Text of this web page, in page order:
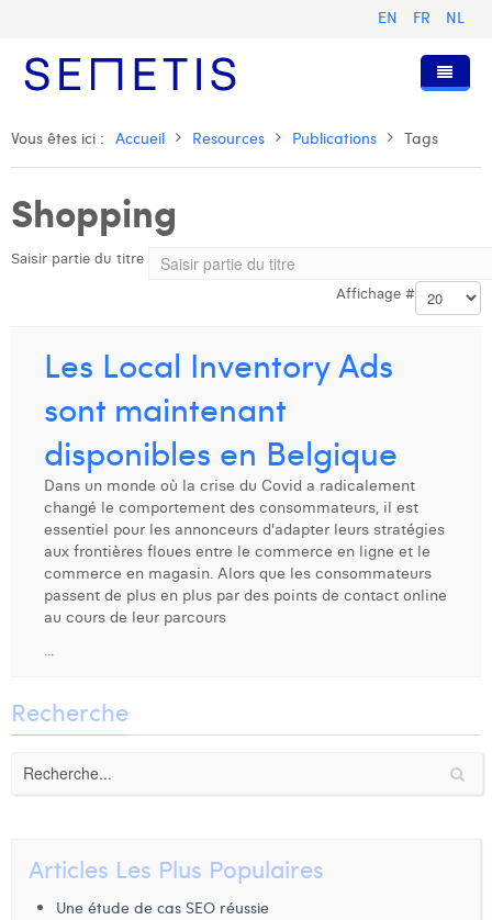
EN FR NL
Accueil
Services
Publicité Digitale
Digital Business Intelligence
Formations
Qui sommes-nous ?
Notre histoire
Anouk Allegaert
Camille Servais
Charlie Deschamps
Dhan Claes
Diane Tremouroux
Edouard Polet
Elio Civalleri
Eliott Pousset
Jonas Geiregat
Nos valeurs
Omnicom Media Group
Certifications
Ressources
Présentations et Cas
Communiqués de presse
Rejoignez-nous
Digital Business Consultant NL
Digital Business Analyst
Digital Business Intern
Vous êtes ici : Accueil Resources Publications Tags
Shopping
Saisir partie du titre
Affichage #
Les Local Inventory Ads
sont maintenant
disponibles en Belgique
Dans un monde où la crise du Covid a radicalement
changé le comportement des consommateurs, il est
essentiel pour les annonceurs d'adapter leurs stratégies
aux frontières floues entre le commerce en ligne et le
commerce en magasin. Alors que les consommateurs
passent de plus en plus par des points de contact online
au cours de leur parcours
...
Recherche
Articles Les Plus Populaires
Une étude de cas SEO réussie